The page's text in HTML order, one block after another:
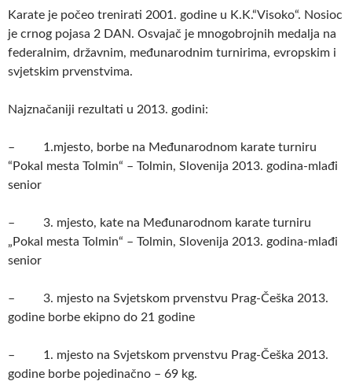
Karate je počeo trenirati 2001. godine u K.K.“Visoko“. Nosioc
je crnog pojasa 2 DAN. Osvajač je mnogobrojnih medalja na
federalnim, državnim, međunarodnim turnirima, evropskim i
svjetskim prvenstvima.
Najznačaniji rezultati u 2013. godini:
– 1.mjesto, borbe na Međunarodnom karate turniru
“Pokal mesta Tolmin“ – Tolmin, Slovenija 2013. godina-mlađi
senior
– 3. mjesto, kate na Međunarodnom karate turniru
„Pokal mesta Tolmin“ – Tolmin, Slovenija 2013. godina-mlađi
senior
– 3. mjesto na Svjetskom prvenstvu Prag-Češka 2013.
godine borbe ekipno do 21 godine
– 1. mjesto na Svjetskom prvenstvu Prag-Češka 2013.
godine borbe pojedinačno – 69 kg.